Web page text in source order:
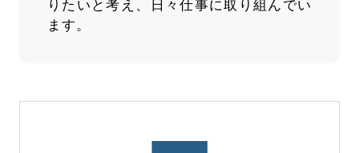
りたいと考え、日々仕事に取り組んでい
ます。